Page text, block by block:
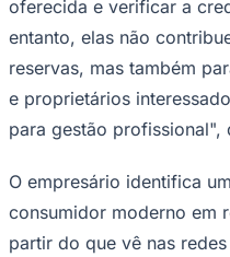
Corinthians
oferecida e verificar a
entanto, elas não
reservas, mas também
e proprietários
para gestão profissional",
O empresário identifica
consumidor moderno em
partir do que vê nas